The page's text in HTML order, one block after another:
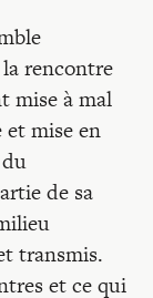
rencontre
mise à mal
et mise en
de sa
transmis.
et ce qui